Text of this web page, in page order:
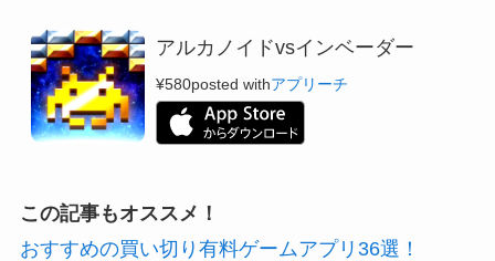
アルカノイドvsインベーダー
¥580posted withアプリーチ
この記事もオススメ！
おすすめの買い切り有料ゲームアプリ36選！